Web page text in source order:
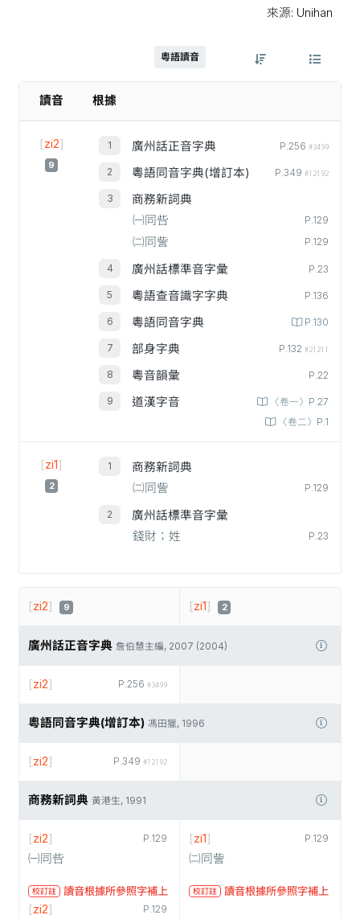
來源: Unihan
粵語讀音
讀音 根據
[zi2]
9
廣州話正音字典 P.256 #3499
粵語同音字典(增訂本) P.349 #12192
商務新詞典
㈠同呰
P.129
㈡同訾 P.129
廣州話標準音字彙 P.23
粵語查音識字字典 P.136
粵語同音字典 P.130
部身字典 P.132 #21211
粵音韻彙 P.22
道漢字音
〈卷一〉P.27
〈卷二〉P.1
[zi1]
2
商務新詞典
㈡同訾
P.129
廣州話標準音字彙
錢財；姓
P.23
[zi2] 9 [zi1] 2
廣州話正音字典 詹伯慧主編, 2007 (2004)
P.256 #3499
[zi2]
粵語同音字典(增訂本) 馮田獵, 1996
P.349 #12192
[zi2]
商務新詞典 黃港生, 1991
P.129
[zi2]
㈠同呰
校訂註 讀音根據所參照字補上
P.129
[zi2]
P.129
[zi1]
㈡同訾
校訂註 讀音根據所參照字補上